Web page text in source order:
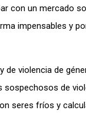
con un mercado
impensables y
de violencia de
de
seres fríos y